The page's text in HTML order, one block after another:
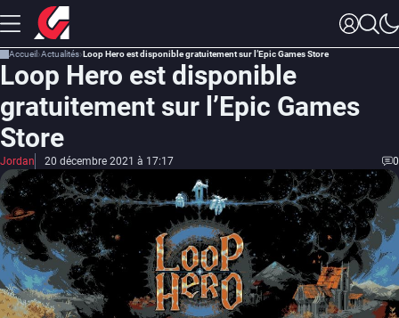
Accueil Actualités Loop Hero est disponible gratuitement sur l’Epic Games Store
Loop Hero est disponible
gratuitement sur l’Epic Games
Store
Jordan 20 décembre 2021 à 17:17 0